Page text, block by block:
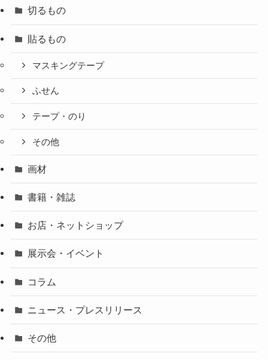
切るもの
貼るもの
マスキングテープ
ふせん
テープ・のり
その他
画材
書籍・雑誌
お店・ネットショップ
展示会・イベント
コラム
ニュース・プレスリリース
その他